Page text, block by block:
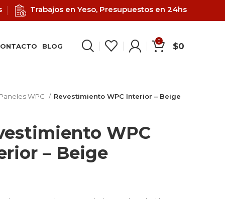
Trabajos en Yeso, Presupuestos en 24hs
BLOG
0 $0
Paneles WPC Revestimiento WPC Interior – Beige
WPC
– Beige